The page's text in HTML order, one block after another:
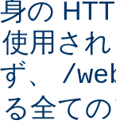
の
用さ
、 /
全て